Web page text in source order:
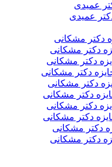
عمیدی
عمیدی
دکتر مشکانی
دکتر مشکانی
دکتر مشکانی
دکتر مشکانی
دکتر مشکانی
دکتر مشکانی
دکتر مشکانی
دکتر مشکانی
دکتر مشکانی
دکتر مشکانی